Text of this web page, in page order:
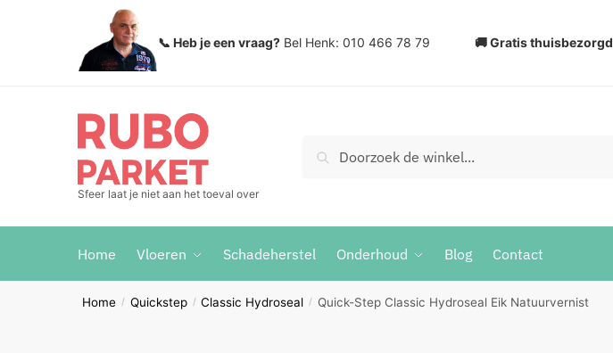
📞 Heb je een vraag? Bel Henk: 010 466 78 79 🚚 Gratis thuisbezorgd
Sfeer laat je niet aan het toeval over
voor:
Home Vloeren Schadeherstel Onderhoud Blog Contact
Home / Quickstep / Classic Hydroseal / Quick-Step Classic Hydroseal Eik Natuurvernist